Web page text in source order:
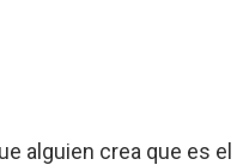
alguien crea que es